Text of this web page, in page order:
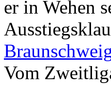
er in Wehen
Vom